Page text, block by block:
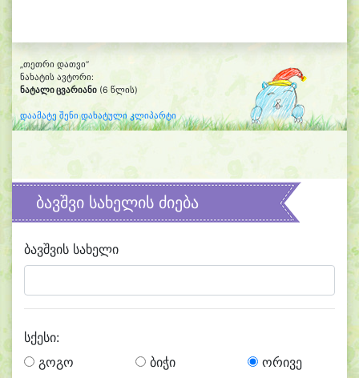
„თეთრი დათვი“
ნახატის ავტორი:
ნატალი ცვარიანი (6 წლის)
დაამატე შენი დახატული კლიპარტი
ბავშვი სახელის ძიება
ბავშვის სახელი
სქესი:
გოგო
ბიჭი ორივე